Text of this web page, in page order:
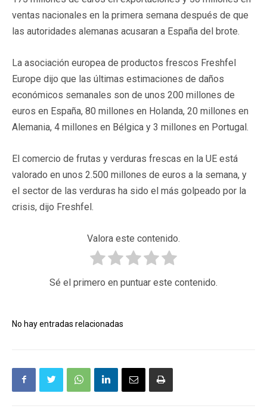
ventas nacionales en la primera semana después de que
las autoridades alemanas acusaran a España del brote.
La asociación europea de productos frescos Freshfel
Europe dijo que las últimas estimaciones de daños
económicos semanales son de unos 200 millones de
euros en España, 80 millones en Holanda, 20 millones en
Alemania, 4 millones en Bélgica y 3 millones en Portugal.
El comercio de frutas y verduras frescas en la UE está
valorado en unos 2.500 millones de euros a la semana, y
el sector de las verduras ha sido el más golpeado por la
crisis, dijo Freshfel.
Valora este contenido.
Sé el primero en puntuar este contenido.
No hay entradas relacionadas